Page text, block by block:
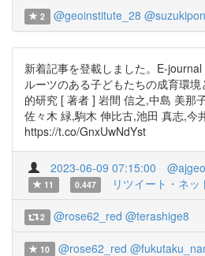
2 @geoinstitute_28
新着記事を登載しました。E-
ルーツのある子どもたちの成育環
的研究 [ 著者 ] 岩間 信之,中島 美那
佐々木 緑,駒木 伸比古,池田 真志,今
https://t.co/GnxUwNdYst
2023-06-09 07:15:00
11
0.447 リツイート・ネ
2 @rose62_red @terashige8
10 @rose62_red